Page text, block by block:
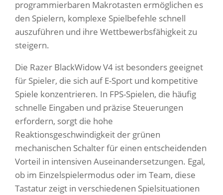
programmierbaren Makrotasten ermöglichen es
den Spielern, komplexe Spielbefehle schnell
auszuführen und ihre Wettbewerbsfähigkeit zu
steigern.
Die Razer BlackWidow V4 ist besonders geeignet
für Spieler, die sich auf E-Sport und kompetitive
Spiele konzentrieren. In FPS-Spielen, die häufig
schnelle Eingaben und präzise Steuerungen
erfordern, sorgt die hohe
Reaktionsgeschwindigkeit der grünen
mechanischen Schalter für einen entscheidenden
Vorteil in intensiven Auseinandersetzungen. Egal,
ob im Einzelspielermodus oder im Team, diese
Tastatur zeigt in verschiedenen Spielsituationen